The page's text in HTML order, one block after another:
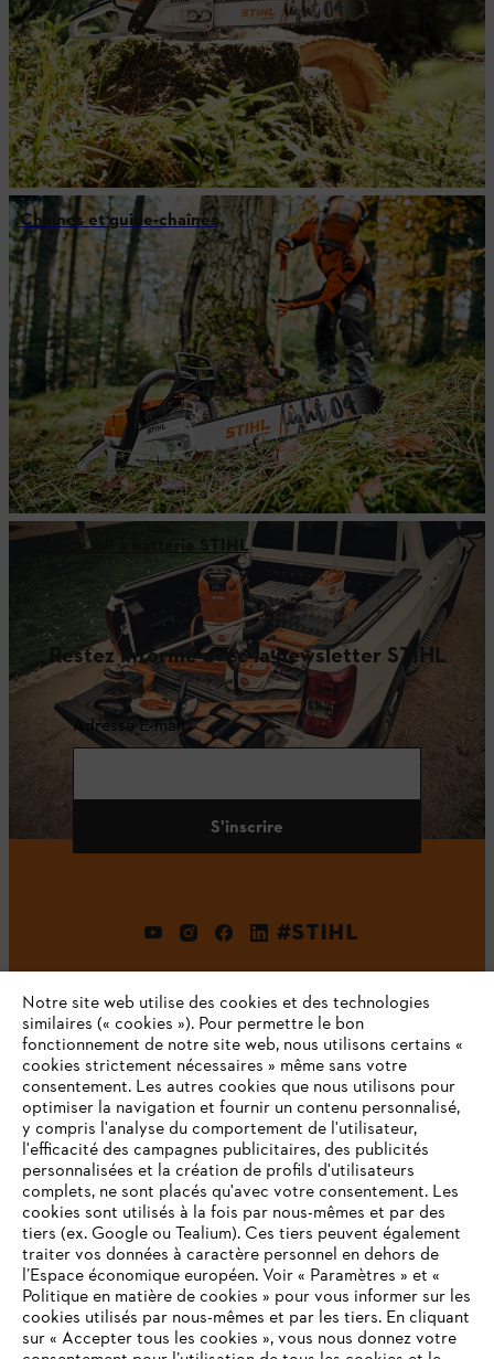
Chaînes et guide-chaînes
Système AP à batterie STIHL
Restez informé avec la newsletter STIHL
Adresse E-mail
S'inscrire
#STIHL
L'Entreprise
STIHL FAQ
Contact
Notre site web utilise des cookies et des technologies
similaires (« cookies »). Pour permettre le bon
fonctionnement de notre site web, nous utilisons certains «
cookies strictement nécessaires » même sans votre
consentement. Les autres cookies que nous utilisons pour
optimiser la navigation et fournir un contenu personnalisé,
y compris l'analyse du comportement de l'utilisateur,
l'efficacité des campagnes publicitaires, des publicités
personnalisées et la création de profils d'utilisateurs
complets, ne sont placés qu'avec votre consentement. Les
cookies sont utilisés à la fois par nous-mêmes et par des
tiers (ex. Google ou Tealium). Ces tiers peuvent également
traiter vos données à caractère personnel en dehors de
l’Espace économique européen. Voir « Paramètres » et «
Politique en matière de cookies » pour vous informer sur les
cookies utilisés par nous-mêmes et par les tiers. En cliquant
sur « Accepter tous les cookies », vous nous donnez votre